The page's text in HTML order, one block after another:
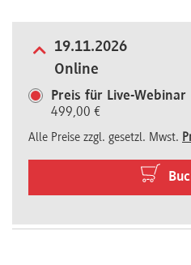
uns
FAQ
19.11.2026
Online
Preis für Live-Webinar
499,00 €
Alle Preise zzgl. gesetzl. Mwst.